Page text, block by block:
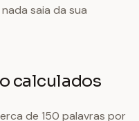
saia da sua
calculados
de 150 palavras por